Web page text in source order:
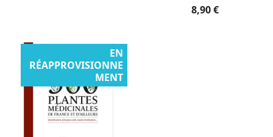
8,90 €
EN
RÉAPPROVISIONNE
MENT